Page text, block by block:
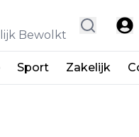
Bewolkt
Sport Zakelijk